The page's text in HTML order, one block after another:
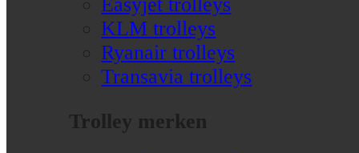
Easyjet trolleys
KLM trolleys
Ryanair trolleys
Transavia trolleys
Trolley merken